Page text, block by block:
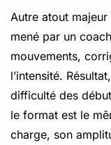
Autre atout majeur
mené par un
mouvements,
l’intensité.
difficulté des
le format est le
charge, son